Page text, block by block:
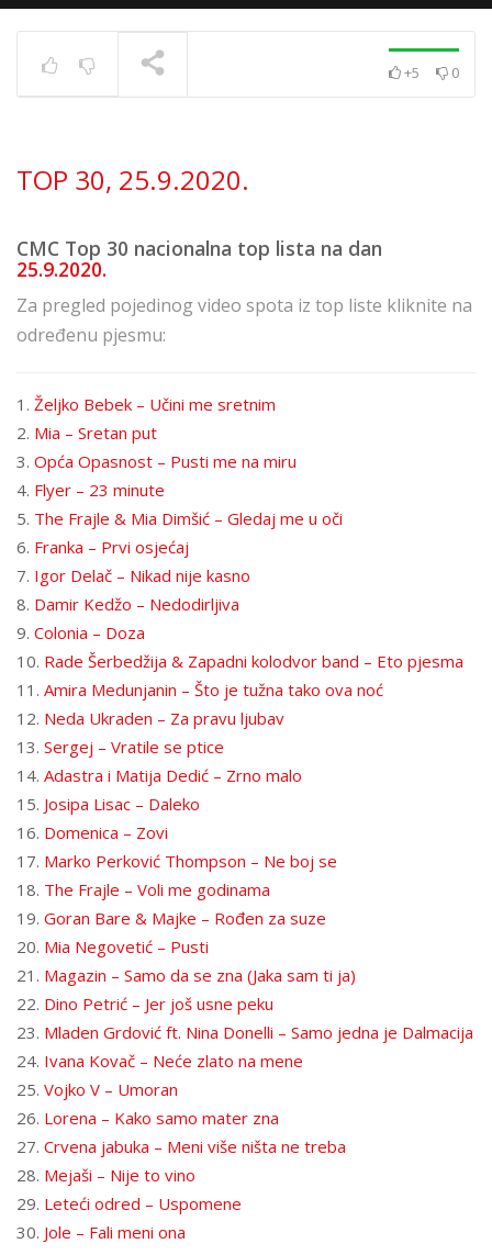
+5 0
TOP 30, 25.9.2020.
CMC Top 30 nacionalna top lista na dan
25.9.2020.
Za pregled pojedinog video spota iz top liste kliknite na
određenu pjesmu:
1. Željko Bebek – Učini me sretnim
2. Mia – Sretan put
3. Opća Opasnost – Pusti me na miru
4. Flyer – 23 minute
5. The Frajle & Mia Dimšić – Gledaj me u oči
6. Franka – Prvi osjećaj
7. Igor Delač – Nikad nije kasno
8. Damir Kedžo – Nedodirljiva
9. Colonia – Doza
10. Rade Šerbedžija & Zapadni kolodvor band – Eto pjesma
11. Amira Medunjanin – Što je tužna tako ova noć
12. Neda Ukraden – Za pravu ljubav
13. Sergej – Vratile se ptice
14. Adastra i Matija Dedić – Zrno malo
15. Josipa Lisac – Daleko
16. Domenica – Zovi
17. Marko Perković Thompson – Ne boj se
18. The Frajle – Voli me godinama
19. Goran Bare & Majke – Rođen za suze
20. Mia Negovetić – Pusti
21. Magazin – Samo da se zna (Jaka sam ti ja)
22. Dino Petrić – Jer još usne peku
23. Mladen Grdović ft. Nina Donelli – Samo jedna je Dalmacija
24. Ivana Kovač – Neće zlato na mene
25. Vojko V – Umoran
26. Lorena – Kako samo mater zna
27. Crvena jabuka – Meni više ništa ne treba
28. Mejaši – Nije to vino
29. Leteći odred – Uspomene
30. Jole – Fali meni ona